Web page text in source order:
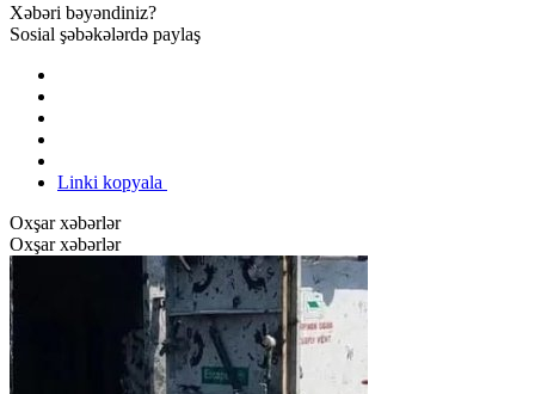
Xəbəri bəyəndiniz?
Sosial şəbəkələrdə paylaş
Linki kopyala
Oxşar xəbərlər
Oxşar xəbərlər